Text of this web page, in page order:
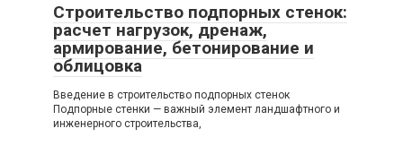
Строительство подпорных стенок:
расчет нагрузок, дренаж,
армирование, бетонирование и
облицовка
Введение в строительство подпорных стенок
Подпорные стенки — важный элемент ландшафтного и
инженерного строительства,